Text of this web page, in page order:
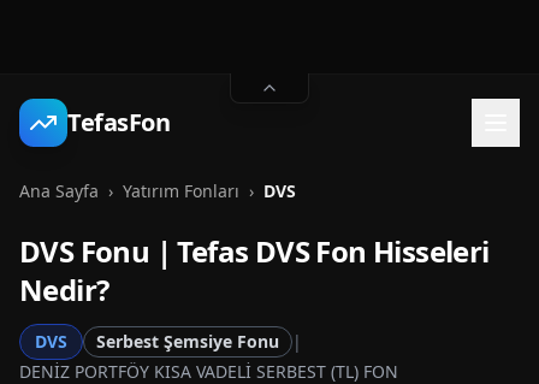
TefasFon
Ana Sayfa › Yatırım Fonları › DVS
DVSFonu | Tefas DVSFon Hisseleri
Nedir?
DVS Serbest Şemsiye Fonu
|
DENİZ PORTFÖY KISA VADELİ SERBEST (TL) FON